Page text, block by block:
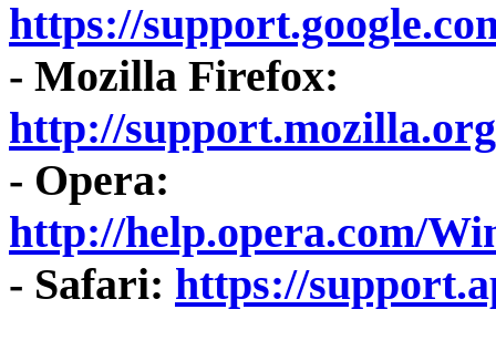
https://
- Mozilla Firefox:
http://
- Opera:
http://help.opera.com/
- Safari: https://